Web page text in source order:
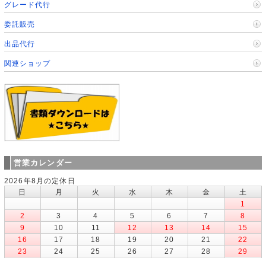
グレード代行
委託販売
出品代行
関連ショップ
営業カレンダー
2026年8月の定休日
日
月 火 水 木 金
土
1
2
3 4 5 6 7
8
9
10 11 12 13 14
15
16
17 18 19 20 21
22
23
24 25 26 27 28
29